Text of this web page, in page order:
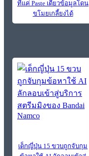
ที่แค่ Paste เดียวข้อมูลโดน
ขโมยเกลี้ยงได้
เด็กญี่ปุ่น 15 ขวบถูกจับกุม